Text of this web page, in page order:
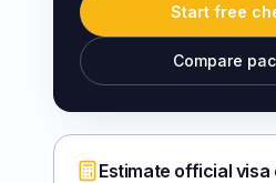
Start free
Compare
Estimate official visa